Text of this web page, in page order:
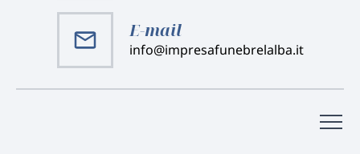
E-mail
info@impresafunebrelalba.it